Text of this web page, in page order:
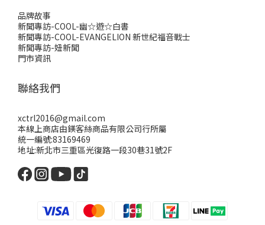
品牌故事
新聞專訪-COOL-幽☆遊☆白書
新聞專訪-COOL-EVANGELION 新世紀福音戰士
新聞專訪-妞新聞
門市資訊
聯絡我們
xctrl2016@gmail.com
本線上商店由鎂客絲商品有限公司行所屬
統一編號:83169469
地址:新北市三重區光復路一段30巷31號2F